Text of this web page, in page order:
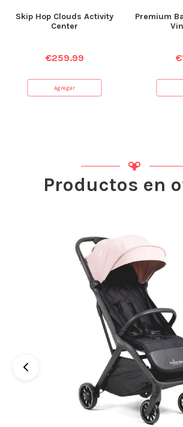
Skip Hop Clouds Activity
Center
€259.99
Agregar
Premium
€
Productos en